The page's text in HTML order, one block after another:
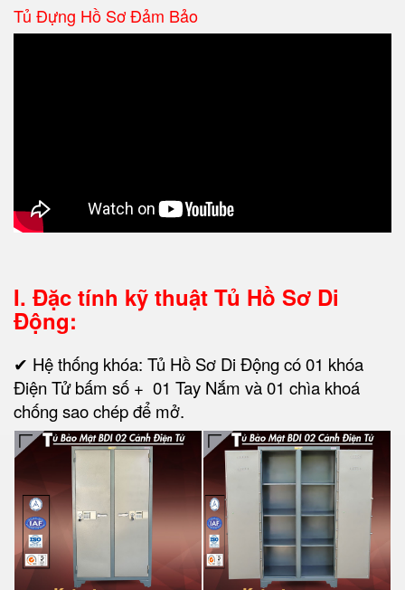
Tủ Đựng Hồ Sơ Đảm Bảo
I. Đặc tính kỹ thuật Tủ Hồ Sơ Di
Động:
✔ Hệ thống khóa: Tủ Hồ Sơ Di Động có 01 khóa
Điện Tử bấm số + 01 Tay Nắm và 01 chìa khoá
chống sao chép để mở.